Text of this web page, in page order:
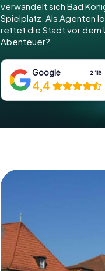
verwandelt sich Bad
Spielplatz. Als Agenten
rettet die Stadt vor dem
Abenteuer?
Google 2.118
4,4